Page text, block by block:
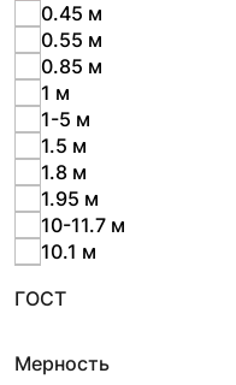
0.45 м
0.55 м
0.85 м
1 м
1-5 м
1.5 м
1.8 м
1.95 м
10-11.7 м
10.1 м
10.3 м
11 м
ГОСТ
Мерность